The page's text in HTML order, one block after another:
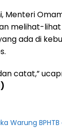
Menteri
melihat-
ada di
catat,”
Warung